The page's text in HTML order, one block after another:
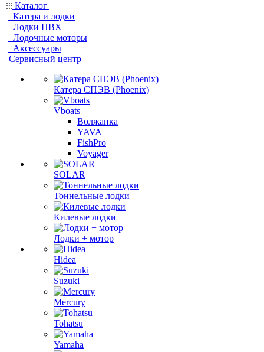
Каталог
Катера и лодки
Лодки ПВХ
Лодочные моторы
Аксессуары
Сервисный центр
Катера СПЭВ (Phoenix)
Vboats
Волжанка
YAVA
FishPro
Voyager
SOLAR
Тоннельные лодки
Килевые лодки
Лодки + мотор
Hidea
Suzuki
Mercury
Tohatsu
Yamaha